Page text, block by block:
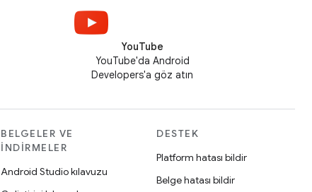
YouTube
YouTube'da Android
Developers'a göz atın
BELGELER VE
İNDIRMELER
Android Studio kılavuzu
DESTEK
Platform hatası bildir
Belge hatası bildir